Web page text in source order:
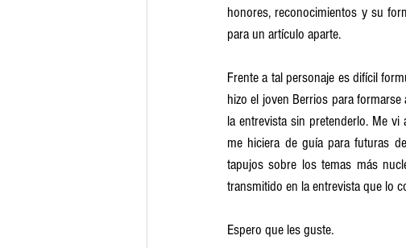
honores, reconocimientos y su
para un artículo aparte.
Frente a tal personaje es difícil
hizo el joven Berrios para
la entrevista sin pretenderlo. Me
me hiciera de guía para futuras
tapujos sobre los temas más
transmitido en la entrevista que lo
Espero que les guste.